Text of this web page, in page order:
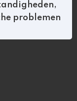
problemen